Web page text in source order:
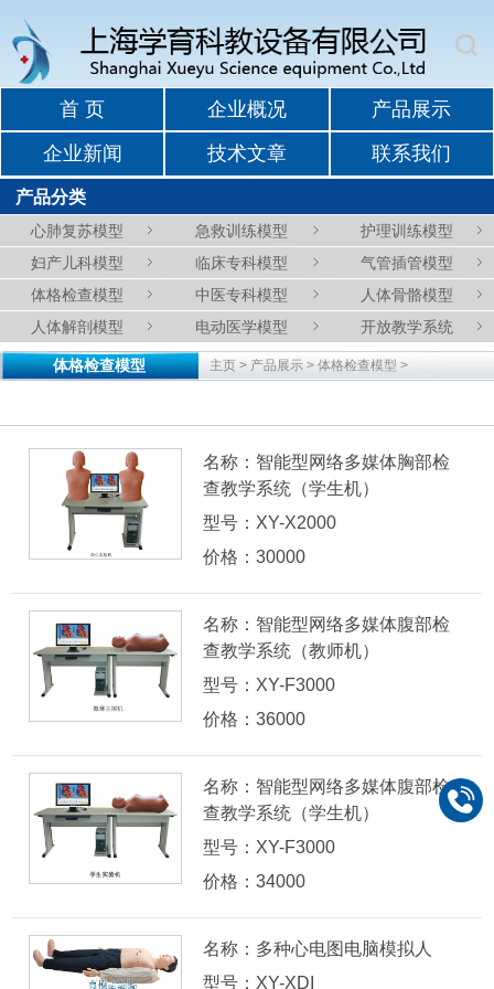
首 页 企业概况 产品展示
企业新闻 技术文章 联系我们
产品分类
心肺复苏模型 急救训练模型
护理训练模型
妇产儿科模型
临床专科模型
气管插管模型
体格检查模型
中医专科模型
人体骨骼模型
人体解剖模型
电动医学模型 开放教学系统
体格检查模型 主页 > 产品展示 > 体格检查模型 >
名称：智能型网络多媒体胸部检
查教学系统（学生机）
型号：XY-X2000
价格：30000
名称：智能型网络多媒体腹部检
查教学系统（教师机）
型号：XY-F3000
价格：36000
名称：智能型网络多媒体腹部检
查教学系统（学生机）
型号：XY-F3000
价格：34000
名称：多种心电图电脑模拟人
型号：XY-XDI